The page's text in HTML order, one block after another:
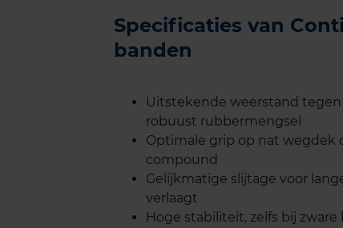
Specificaties van
banden
Uitstekende weerstand
robuust rubbermengsel
Optimale grip op nat wegdek
compound
Gelijkmatige slijtage voor
verlaagt
Hoge stabiliteit, zelfs bij